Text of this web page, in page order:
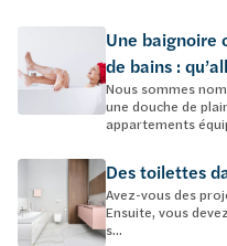
Une baignoire
de bains :
Nous sommes
une douche de
appartements
Des toilettes
Avez-vous des
Ensuite, vous
s...